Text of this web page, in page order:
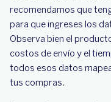
recomendamos que
para que ingreses los
Observa bien el
costos de envío y el
todos esos datos
tus compras.